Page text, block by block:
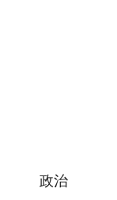
政治